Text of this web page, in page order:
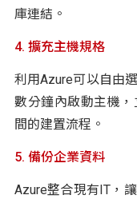
庫連結。
4. 擴充主機規格
利用Azure可以自由
數分鐘內啟動主機
間的建置流程。
5. 備份企業資料
Azure整合現有IT，